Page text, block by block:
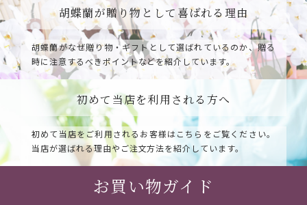
胡蝶蘭が贈り物として喜ばれる理由
胡蝶蘭がなぜ贈り物・ギフトとして選ばれているのか、贈る
時に注意するべきポイントなどを紹介しています。
初めて当店を利用される方へ
初めて当店をご利用されるお客様はこちらをご覧ください。
当店が選ばれる理由やご注文方法を紹介しています。
お買い物ガイド